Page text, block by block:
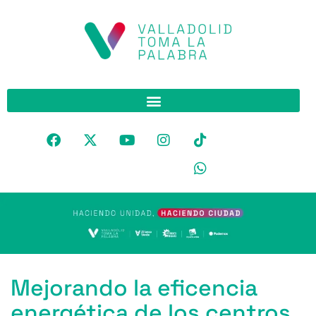
Mejorando la eficencia